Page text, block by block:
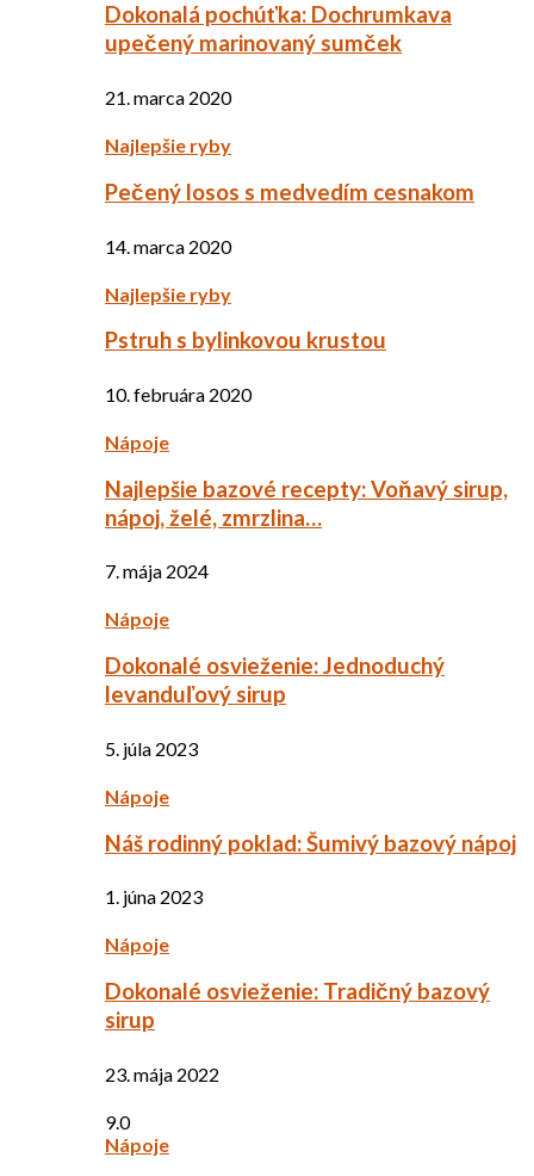
Dokonalá pochúťka: Dochrumkava
upečený marinovaný sumček
21. marca 2020
Najlepšie ryby
Pečený losos s medvedím cesnakom
14. marca 2020
Najlepšie ryby
Pstruh s bylinkovou krustou
10. februára 2020
Nápoje
Najlepšie bazové recepty: Voňavý sirup,
nápoj, želé, zmrzlina…
7. mája 2024
Nápoje
Dokonalé osvieženie: Jednoduchý
levanduľový sirup
5. júla 2023
Nápoje
Náš rodinný poklad: Šumivý bazový nápoj
1. júna 2023
Nápoje
Dokonalé osvieženie: Tradičný bazový
sirup
23. mája 2022
9.0
Nápoje